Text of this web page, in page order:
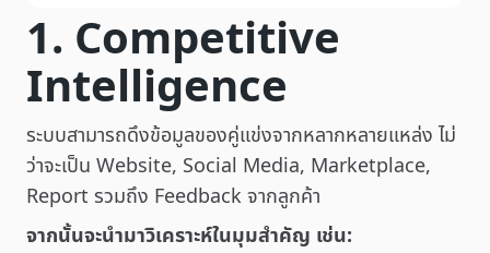
1. Competitive
Intelligence
ระบบสามารถดึงข้อมูลของคู่แข่งจากหลากหลายแหล่ง ไม่
ว่าจะเป็น Website, Social Media, Marketplace,
Report รวมถึง Feedback จากลูกค้า
จากนั้นจะนำมาวิเคราะห์ในมุมสำคัญ เช่น: